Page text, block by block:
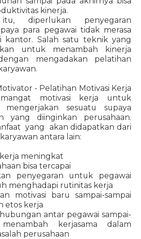
kinerja.
diperlukan penyegaran
para pegawai tidak merasa
kantor. Salah satu teknik yang
untuk menambah kinerja
mengadakan pelatihan
- Pelatihan Motivasi Kerja
motivasi kerja untuk
sesuatu supaya
yang diinginkan perusahaan.
yang akan didapatkan dari
antara lain:
meningkat
bisa tercapai
penyegaran untuk pegawai
menghadapi rutinitas kerja
baru sampai-sampai
etos kerja
antar pegawai sampai-
kerjasama dalam
perusahaan